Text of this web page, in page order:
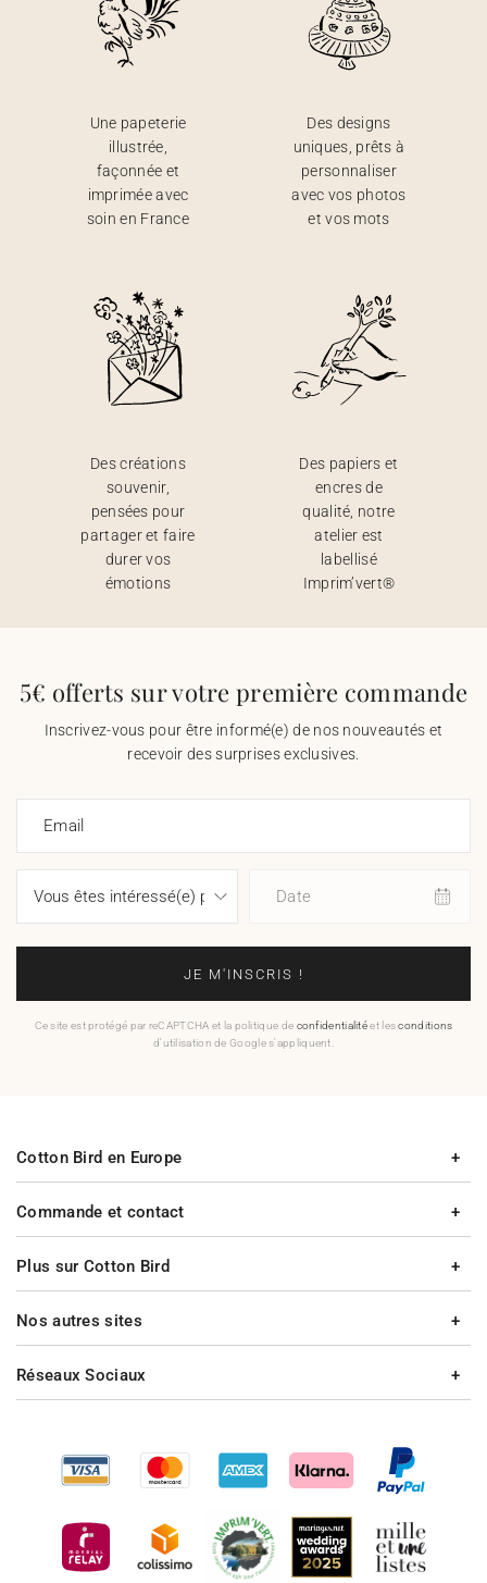
Une papeterie
illustrée,
façonnée et
imprimée avec
soin en France
Des designs
uniques, prêts à
personnaliser
avec vos photos
et vos mots
Des créations
souvenir,
pensées pour
partager et faire
durer vos
émotions
Des papiers et
encres de
qualité, notre
atelier est
labellisé
Imprim’vert®
5€ offerts sur votre première commande
Inscrivez-vous pour être informé(e) de nos nouveautés et
recevoir des surprises exclusives.
Email
Date
JE M'INSCRIS !
Ce site est protégé par reCAPTCHA et la politique de confidentialitéet lesconditions
d'utilisation de Google s'appliquent.
Commande et contact
Plus sur Cotton Bird
Cotton Bird en Europe
Nos autres sites
Réseaux Sociaux